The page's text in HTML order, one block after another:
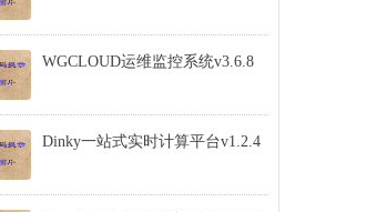
WGCLOUD运维监控系统v3.6.8
Dinky一站式实时计算平台v1.2.4